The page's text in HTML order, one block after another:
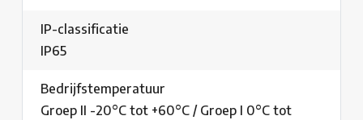
IP-classificatie
IP65
Bedrijfstemperatuur
Groep II -20°C tot +60°C / Groep I 0°C tot